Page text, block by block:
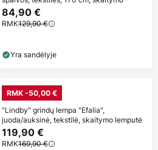
84,90 €
RMK129,90 €
Yra sandėlyje
RMK -50,00 €
"Lindby" grindų lempa "Efalia",
juoda/auksinė, tekstilė, skaitymo lemputė
119,90 €
RMK169,90 €